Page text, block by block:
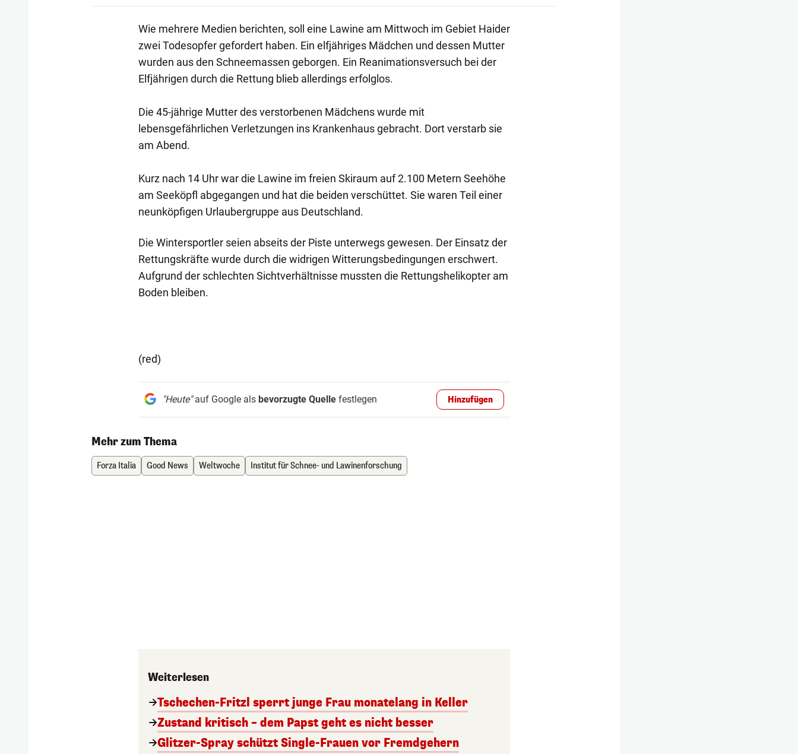
Wie mehrere Medien berichten, soll eine Lawine am Mittwoch im Gebiet Haider
zwei Todesopfer gefordert haben. Ein elfjähriges Mädchen und dessen Mutter
wurden aus den Schneemassen geborgen. Ein Reanimationsversuch bei der
Elfjährigen durch die Rettung blieb allerdings erfolglos.
Die 45-jährige Mutter des verstorbenen Mädchens wurde mit
lebensgefährlichen Verletzungen ins Krankenhaus gebracht. Dort verstarb sie
am Abend.
Kurz nach 14 Uhr war die Lawine im freien Skiraum auf 2.100 Metern Seehöhe
am Seeköpfl abgegangen und hat die beiden verschüttet. Sie waren Teil einer
neunköpfigen Urlaubergruppe aus Deutschland.
Die Wintersportler seien abseits der Piste unterwegs gewesen. Der Einsatz der
Rettungskräfte wurde durch die widrigen Witterungsbedingungen erschwert.
Aufgrund der schlechten Sichtverhältnisse mussten die Rettungshelikopter am
Boden bleiben.
(red)
"Heute"auf Google als bevorzugte Quellefestlegen Hinzufügen
Mehr zum Thema
Forza Italia Good News Weltwoche Institut für Schnee- und Lawinenforschung
Weiterlesen
Tschechen-Fritzl sperrt junge Frau monatelang in Keller
Zustand kritisch – dem Papst geht es nicht besser
Glitzer-Spray schützt Single-Frauen vor Fremdgehern